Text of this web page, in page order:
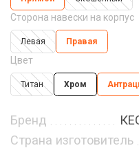
Сторона навески на корпус
Левая Правая
Цвет
Титан Хром
Бренд
Страна изготовитель